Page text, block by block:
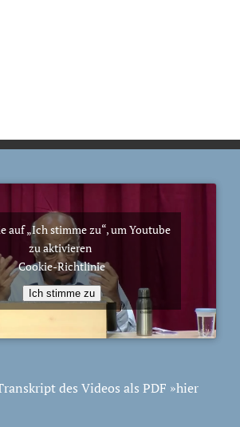
auf „Ich stimme zu“, um Youtube
zu aktivieren
Cookie-Richtlinie
Ich stimme zu
des Videos als PDF »hier